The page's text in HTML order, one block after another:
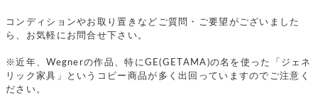
コンディションやお取り置きなどご質問・ご要望がございました
ら、お気軽にお問合せ下さい。
※近年、Wegnerの作品、特にGE(GETAMA)の名を使った「ジェネ
リック家具」というコピー商品が多く出回っていますのでご注意く
ださい。